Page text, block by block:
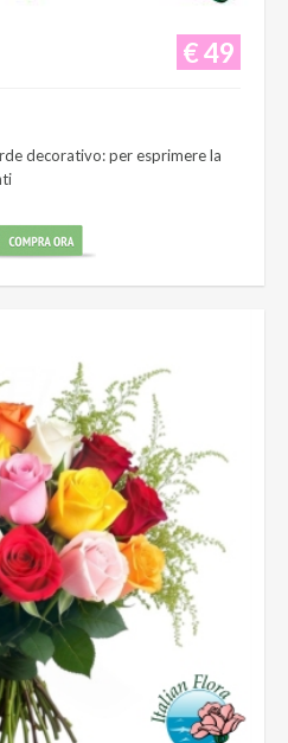
€ 49
decorativo: per esprimere la